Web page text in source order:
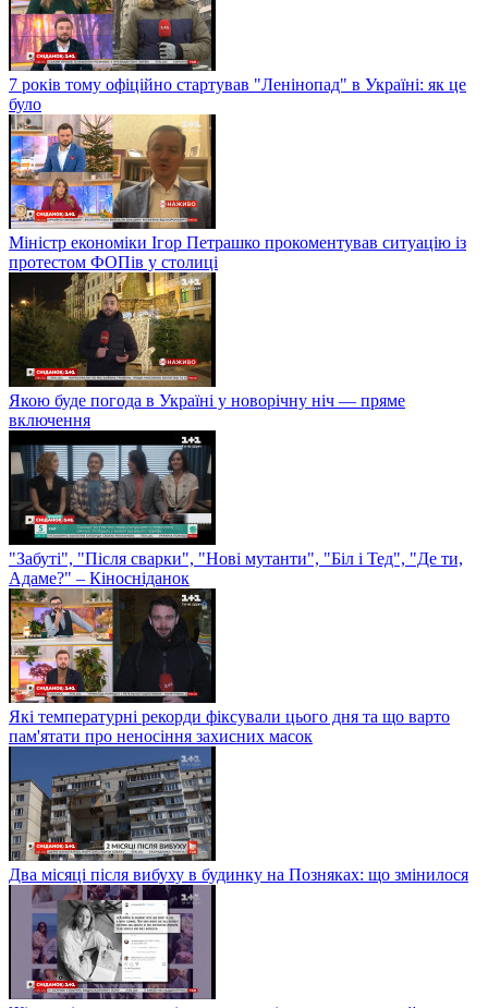
7 років тому офіційно стартував "Ленінопад" в Україні: як це
було
Міністр економіки Ігор Петрашко прокоментував ситуацію із
протестом ФОПів у столиці
Якою буде погода в Україні у новорічну ніч — пряме
включення
"Забуті", "Після сварки", "Нові мутанти", "Біл і Тед", "Де ти,
Адаме?" – Кіносніданок
Які температурні рекорди фіксували цього дня та що варто
пам'ятати про неносіння захисних масок
Два місяці після вибуху в будинку на Позняках: що змінилося